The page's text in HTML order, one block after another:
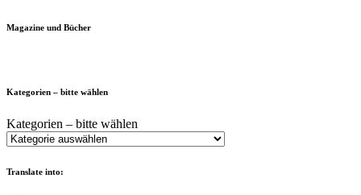
Magazine und Bücher
Kategorien – bitte wählen
Kategorien – bitte wählen
Translate into: